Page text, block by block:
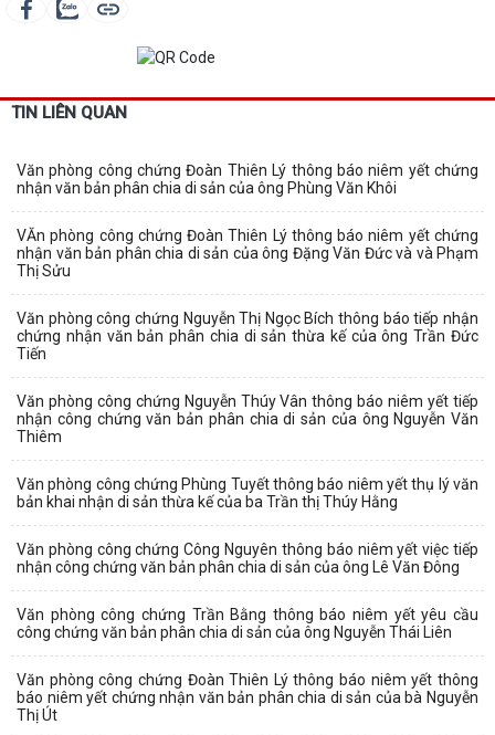
TIN LIÊN QUAN
Văn phòng công chứng Đoàn Thiên Lý thông báo niêm yết chứng
nhận văn bản phân chia di sản của ông Phùng Văn Khôi
VĂn phòng công chứng Đoàn Thiên Lý thông báo niêm yết chứng
nhận văn bản phân chia di sản của ông Đặng Văn Đức và và Phạm
Thị Sửu
Văn phòng công chứng Nguyễn Thị Ngọc Bích thông báo tiếp nhận
chứng nhận văn bản phân chia di sản thừa kế của ông Trần Đức
Tiến
Văn phòng công chứng Nguyễn Thúy Vân thông báo niêm yết tiếp
nhận công chứng văn bản phân chia di sản của ông Nguyễn Văn
Thiêm
Văn phòng công chứng Phùng Tuyết thông báo niêm yết thụ lý văn
bản khai nhận di sản thừa kế của ba Trần thị Thúy Hằng
Văn phòng công chứng Công Nguyên thông báo niêm yết việc tiếp
nhận công chứng văn bản phân chia di sản của ông Lê Văn Đông
Văn phòng công chứng Trần Bằng thông báo niêm yết yêu cầu
công chứng văn bản phân chia di sản của ông Nguyễn Thái Liên
Văn phòng công chứng Đoàn Thiên Lý thông báo niêm yết thông
báo niêm yết chứng nhận văn bản phân chia di sản của bà Nguyễn
Thị Út